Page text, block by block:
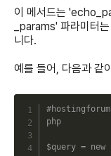
이 메서드는
_params' 파라미터
니다.
예를 들어, 다음과
php
$query = new